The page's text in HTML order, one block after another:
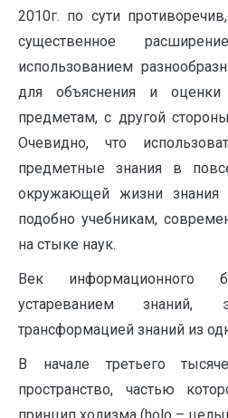
2010г. по сути
существенное
использованием
для объяснения и
предметам, с другой
Очевидно, что
предметные знания в
окружающей жизни знания
подобно учебникам,
на стыке наук.
Век информационного
устареванием знаний,
трансформацией знаний из
В начале третьего
пространство, частью